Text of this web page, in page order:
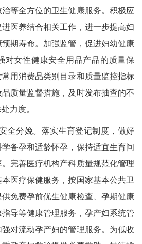
等全方位的卫生健康服务。积极应
医养结合相关工作，进一步提高妇
期寿命。加强监管，促进妇幼健康
对女性健康安全用品产品的质量保
用消费品类别目录和质量监控指标
质量监督措施，及时发布抽查的不
力度。
全分娩。 落实生育登记制度，做好
备孕和适龄怀孕，保持适宜生育间
完善医疗机构产科质量规范化管理
医疗保健服务，按国家基本公共卫
免费孕前优生健康检查、孕期健康
导等健康管理服务，孕产妇系统管
强对流动孕产妇的管理服务。为低收